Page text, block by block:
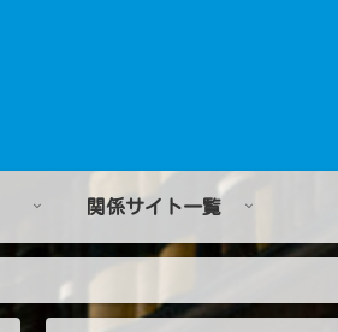
関係サイト一覧